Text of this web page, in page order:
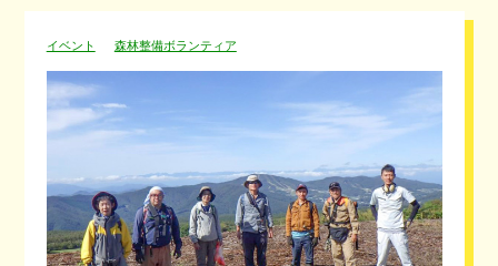
イベント 森林整備ボランティア